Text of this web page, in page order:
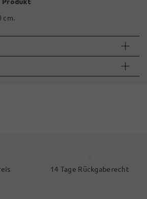
cm.
14 Tage Rückgaberecht